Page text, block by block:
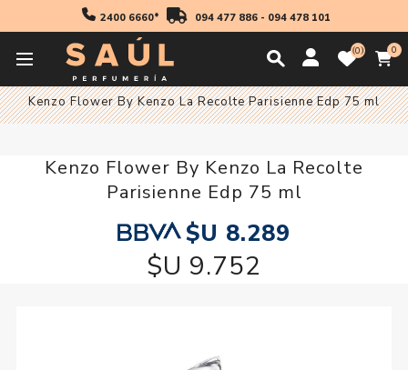
2400 6660* 094 477 886- 094 478 101
0 0
Inicio Fragancias
Kenzo Flower By Kenzo La Recolte Parisienne Edp 75 ml
Kenzo Flower By Kenzo La Recolte
Parisienne Edp 75 ml
$U 8.289
$U 9.752